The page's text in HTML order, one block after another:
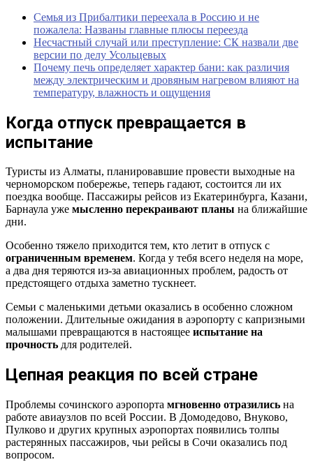
Семья из Прибалтики переехала в Россию и не
пожалела: Названы главные плюсы переезда
Несчастный случай или преступление: СК назвали две
версии по делу Усольцевых
Почему печь определяет характер бани: как различия
между электрическим и дровяным нагревом влияют на
температуру, влажность и ощущения
Когда отпуск превращается в
испытание
Туристы из Алматы, планировавшие провести выходные на
черноморском побережье, теперь гадают, состоится ли их
поездка вообще. Пассажиры рейсов из Екатеринбурга, Казани,
Барнаула уже мысленно перекраивают планы на ближайшие
дни.
Особенно тяжело приходится тем, кто летит в отпуск с
ограниченным временем. Когда у тебя всего неделя на море,
а два дня теряются из-за авиационных проблем, радость от
предстоящего отдыха заметно тускнеет.
Семьи с маленькими детьми оказались в особенно сложном
положении. Длительные ожидания в аэропорту с капризными
малышами превращаются в настоящее испытание на
прочность для родителей.
Цепная реакция по всей стране
Проблемы сочинского аэропорта мгновенно отразились на
работе авиаузлов по всей России. В Домодедово, Внуково,
Пулково и других крупных аэропортах появились толпы
растерянных пассажиров, чьи рейсы в Сочи оказались под
вопросом.